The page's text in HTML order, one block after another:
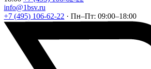
info@1bsv.ru
+7 (495) 106-62-22 · Пн–Пт: 09:00–18:00